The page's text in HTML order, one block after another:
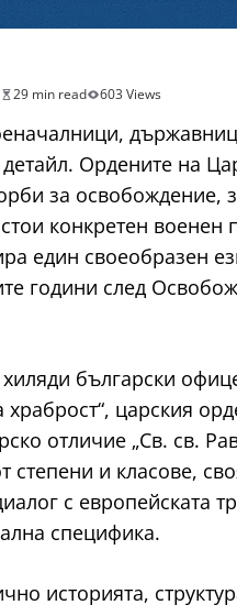
29 min read 603 Views
Ордените на
за
конкретен
един своеобразен
години след
български
царския
отличие „Св. св.
степени и класове,
с европейската
специфика.
историята,